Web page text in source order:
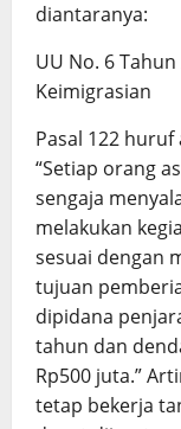
diantaranya:
UU No. 6
Keimigrasian
Pasal 122 huruf
“Setiap orang
sengaja
melakukan
sesuai dengan
tujuan
dipidana
tahun dan
Rp500 juta.”
tetap bekerja